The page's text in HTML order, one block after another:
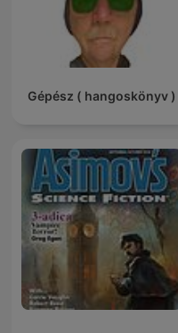
Gépész ( hangoskönyv )